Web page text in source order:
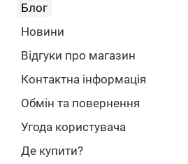
Блог
Новини
Відгуки про магазин
Контактна інформація
Обмін та повернення
Угода користувача
Де купити?